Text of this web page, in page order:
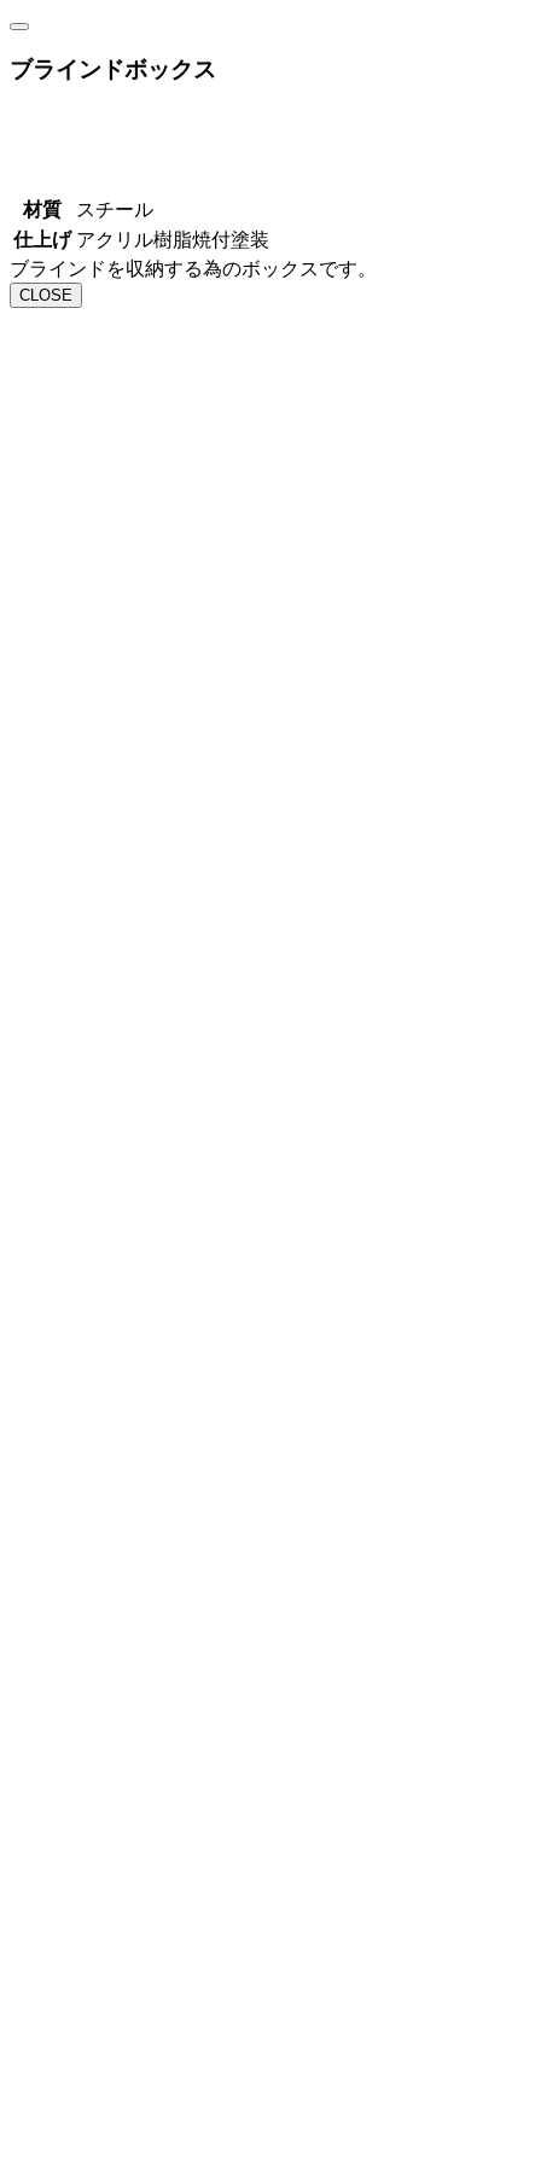
ブラインドボックス
材質
スチール
仕上げ アクリル樹脂焼付塗装
ブラインドを収納する為のボックスです。
CLOSE